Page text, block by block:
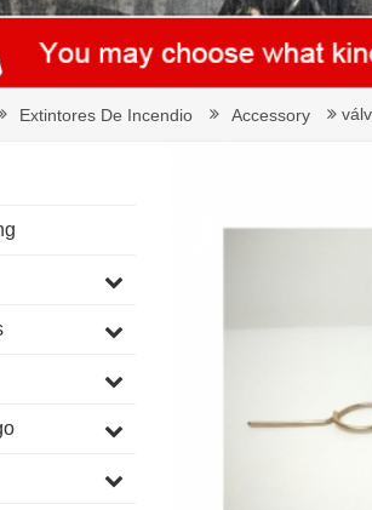
Extintores De Incendio Accessory